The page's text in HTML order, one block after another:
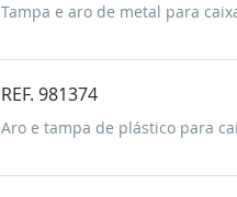
Tampa e aro de metal para
REF. 981374
Aro e tampa de plástico para